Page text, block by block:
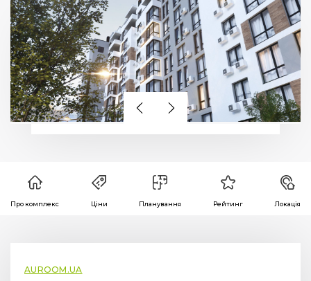
Про комплекс Ціни Планування Рейтинг Локація
AUROOM.UA